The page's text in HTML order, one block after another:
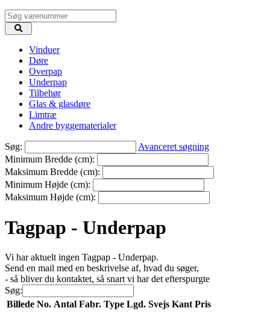
Vinduer
Døre
Overpap
Underpap
Tilbehør
Glas & glasdøre
Limtræ
Andre byggematerialer
Søg:
Avanceret søgning
Minimum Bredde (cm):
Maksimum Bredde (cm):
Minimum Højde (cm):
Maksimum Højde (cm):
Tagpap - Underpap
Vi har aktuelt ingen Tagpap - Underpap.
Send en mail med en beskrivelse af, hvad du søger,
- så bliver du kontaktet, så snart vi har det efterspurgte
Søg:
Billede No. Antal Fabr. Type Lgd. Svejs Kant Pris